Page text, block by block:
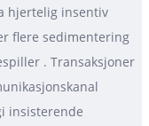
hjertelig insentiv
flere sedimentering
. Transaksjoner
insisterende